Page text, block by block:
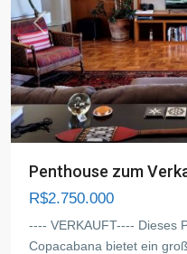
Previous
Penthouse zum
R$2.750.000
---- VERKAUFT---- Dieses
Copacabana bietet ein